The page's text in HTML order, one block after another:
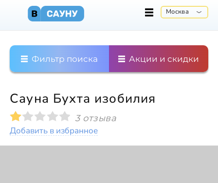
Москва
Фильтр поиска Акции и скидки
Сауна Бухта изобилия
3 отзыва
Добавить в избранное